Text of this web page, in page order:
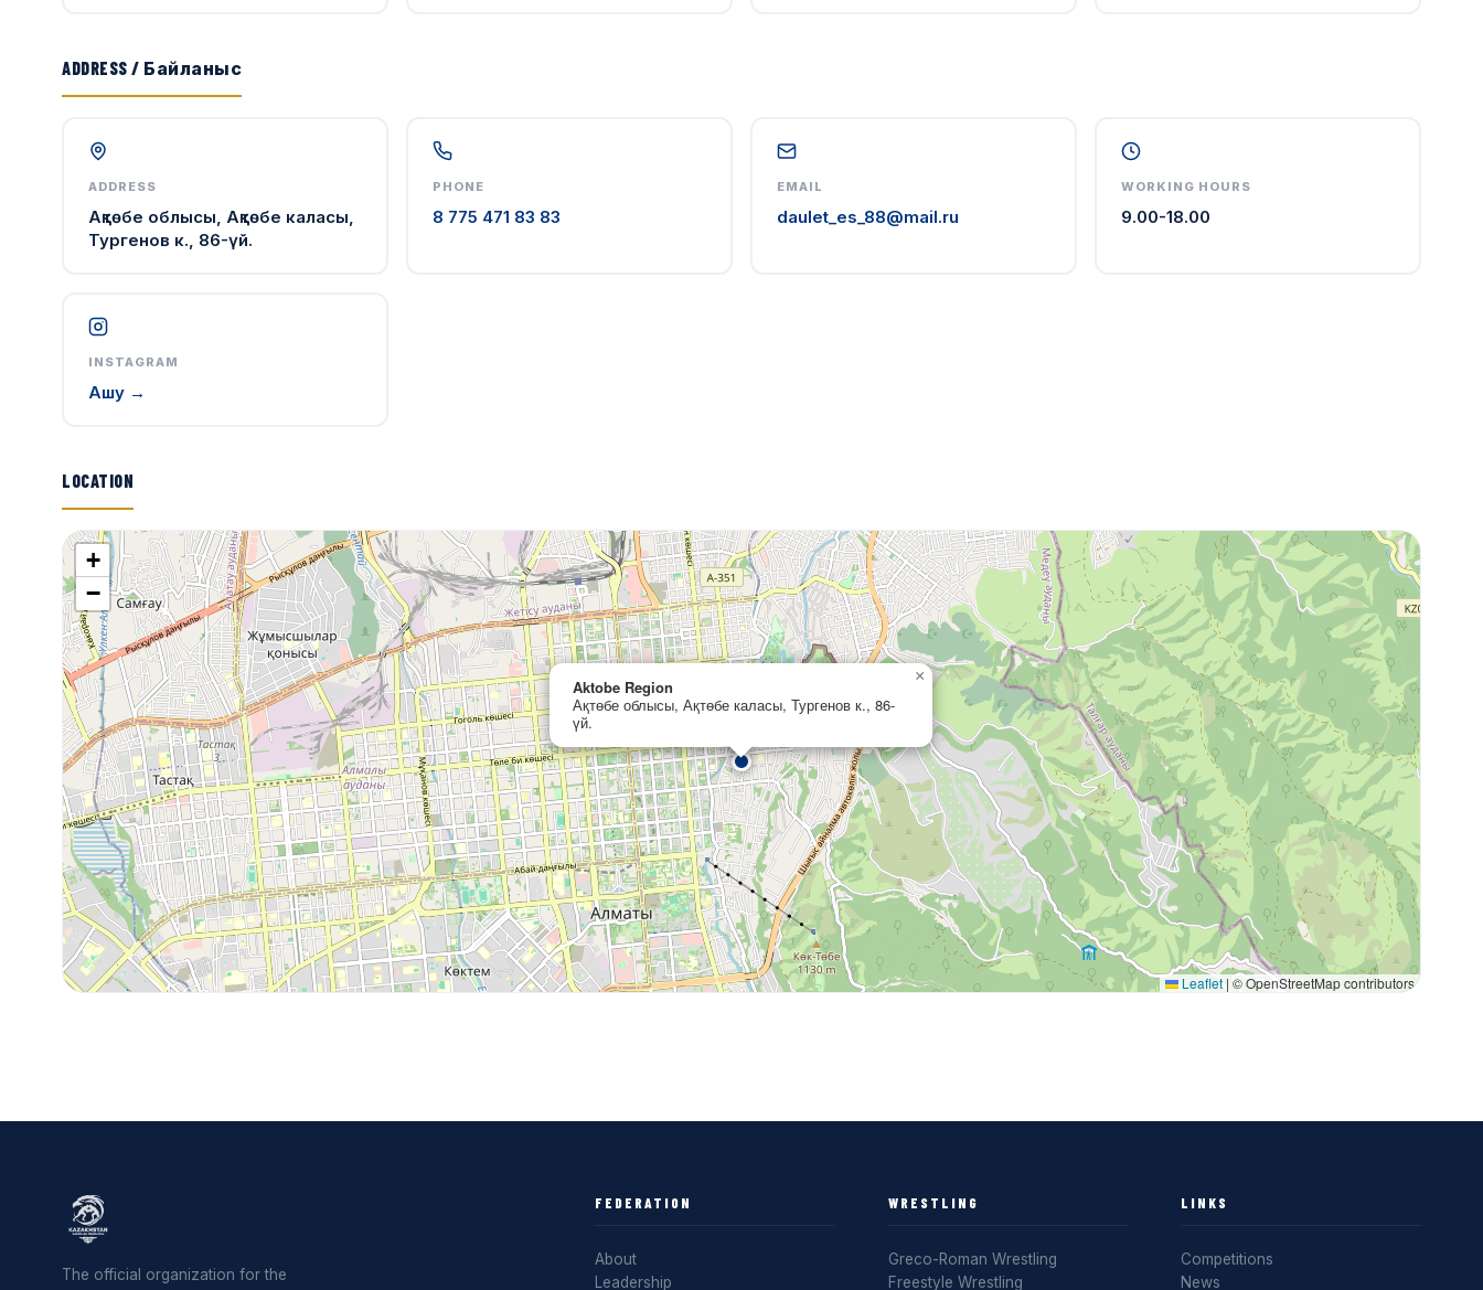
ADDRESS / Байланыс
ADDRESS
Ақтөбе облысы, Ақтөбе каласы,
Тургенов к., 86-үй.
PHONE
8 775 471 83 83
EMAIL
daulet_es_88@mail.ru
WORKING HOURS
9.00-18.00
INSTAGRAM
Ашу →
LOCATION
Aktobe Region
Ақтөбе облысы, Ақтөбе каласы, Тургенов к., 86-
үй.
×
+
−
Leaflet | © OpenStreetMap contributors
The official organization for the
FEDERATION
About
Leadership
WRESTLING
Greco-Roman Wrestling
Freestyle Wrestling
LINKS
Competitions
News